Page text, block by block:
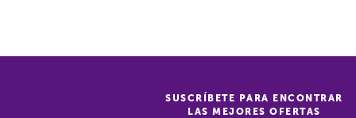
SUSCRÍBETE PARA ENCONTRAR
LAS MEJORES OFERTAS